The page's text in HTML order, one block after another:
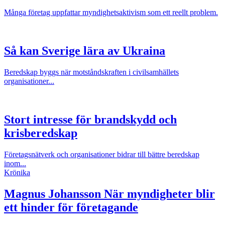
Många företag uppfattar myndighetsaktivism som ett reellt problem.
Så kan Sverige lära av Ukraina
Beredskap byggs när motståndskraften i civilsamhällets
organisationer...
Stort intresse för brandskydd och
krisberedskap
Företagsnätverk och organisationer bidrar till bättre beredskap
inom...
Krönika
Magnus Johansson När myndigheter blir
ett hinder för företagande